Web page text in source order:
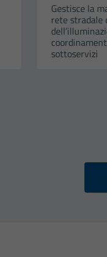
Gestisce la
rete stradale
sottoservizi